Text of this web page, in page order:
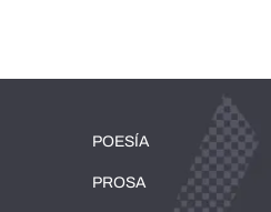
POESÍA
PROSA